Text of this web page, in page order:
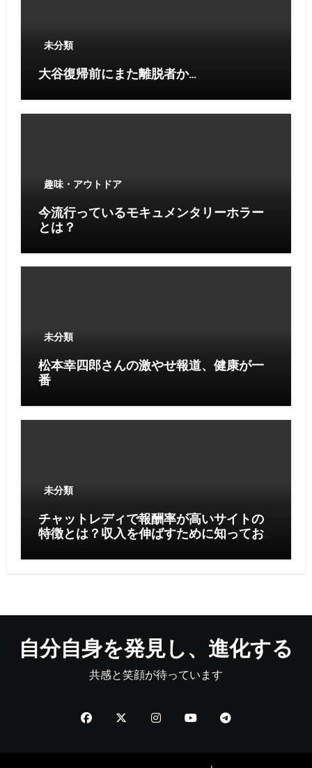
未分類
大谷復帰前にまた離脱者か…
趣味・アウトドア
今流行っているモキュメンタリーホラー
とは？
未分類
松本幸四郎さんの激やせ報道、健康が一
番
未分類
チャットレディで報酬率が高いサイトの
特徴とは？収入を伸ばすために知ってお
自分自身を発見し、進化する
共感と笑顔が待っています